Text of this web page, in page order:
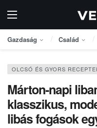
Gazdaság Család
OLCSÓ ÉS GYORS
Márton-napi
klasszikus,
libás fogások